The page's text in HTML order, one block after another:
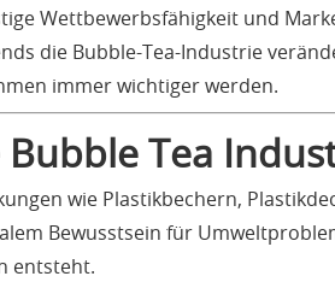
Wettbewerbsfähigkeit und
die Bubble-Tea-Industrie
immer wichtiger werden.
Tea
wie Plastikbechern,
Bewusstsein für
entsteht.